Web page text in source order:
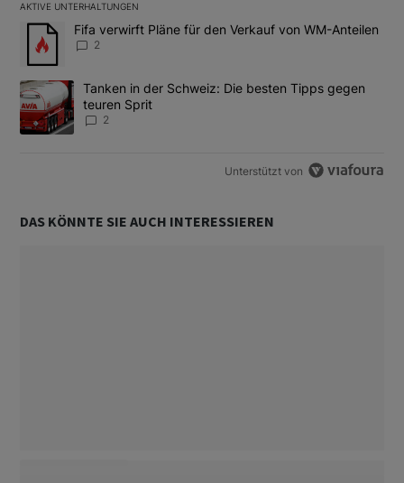
AKTIVE UNTERHALTUNGEN
Das Folgende ist eine Liste der am meisten kommentierten
Ein Trendartikel mit dem Titel "Fifa verwirft Pläne für den
Fifa verwirft Pläne für den Verkauf von WM-Anteilen
2
Ein Trendartikel mit dem Titel "Tanken in der Schweiz: Die
Tanken in der Schweiz: Die besten Tipps gegen
teuren Sprit
2
Unterstützt von
DAS KÖNNTE SIE AUCH INTERESSIEREN